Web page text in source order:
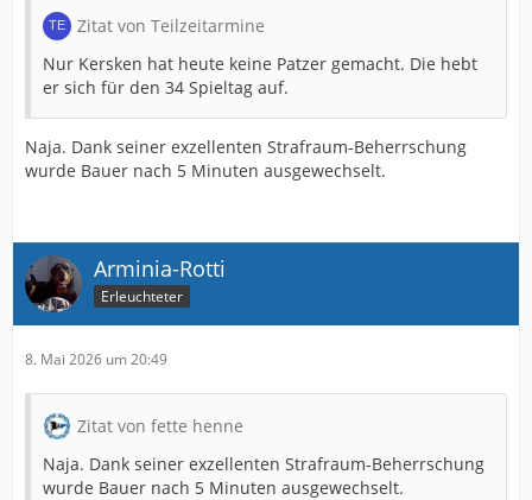
Zitat von Teilzeitarmine
Nur Kersken hat heute keine Patzer gemacht. Die hebt
er sich für den 34 Spieltag auf.
Naja. Dank seiner exzellenten Strafraum-Beherrschung
wurde Bauer nach 5 Minuten ausgewechselt.
Arminia-Rotti
Erleuchteter
8. Mai 2026 um 20:49
Zitat von fette henne
Naja. Dank seiner exzellenten Strafraum-Beherrschung
wurde Bauer nach 5 Minuten ausgewechselt.